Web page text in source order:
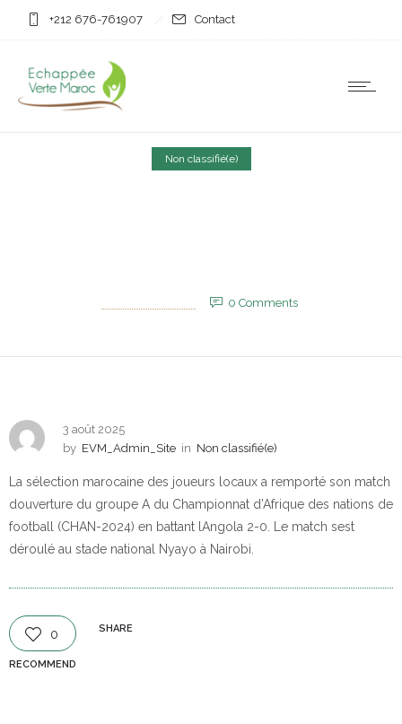
+212 676-761907 Contact
Non classifié(e)
0 Comments
3 août 2025
by EVM_Admin_Site in Non classifié(e)
La sélection marocaine des joueurs locaux a remporté son match
douverture du groupe A du Championnat d’Afrique des nations de
football (CHAN-2024) en battant lAngola 2-0. Le match sest
déroulé au stade national Nyayo à Nairobi.
0
RECOMMEND
SHARE